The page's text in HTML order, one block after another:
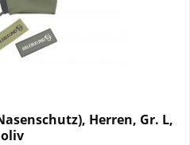
Herren, Gr. L,
oliv